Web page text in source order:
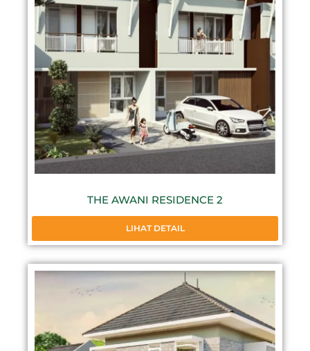
THE AWANI RESIDENCE 2
LIHAT DETAIL